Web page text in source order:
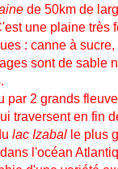
de 50km de
une plaine très
: canne à
sont de sable
par 2 grands
traversent en fin
lac Izabal le plus
l'océan